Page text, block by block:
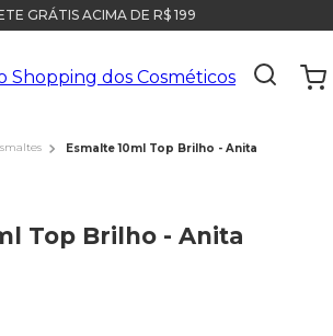
GRÁTIS ACIMA DE R$ 199
Esmalte 10ml Top Brilho - Anita
Top Brilho - Anita